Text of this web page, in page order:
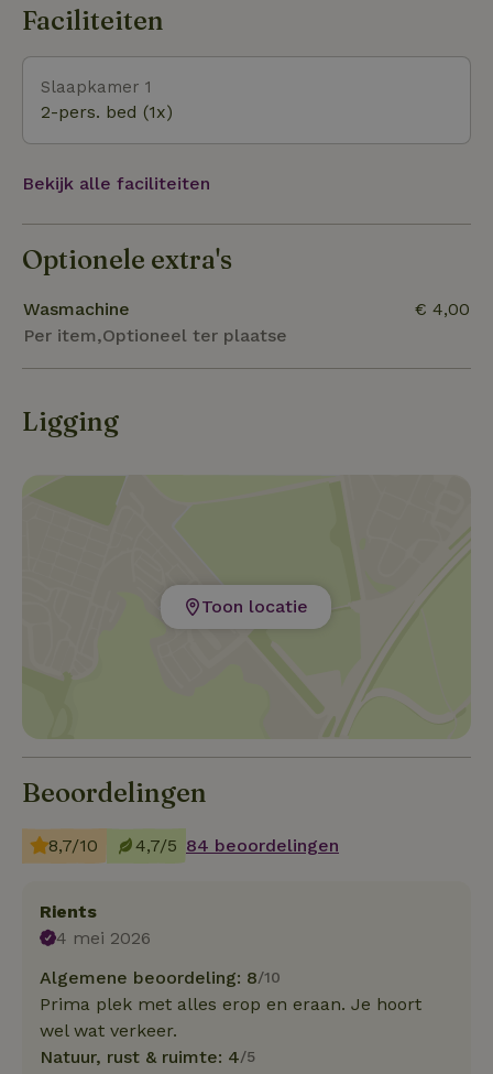
Faciliteiten
Slaapkamer 1
2-pers. bed (1x)
Bekijk alle faciliteiten
Optionele extra's
Wasmachine
Per item,Optioneel ter plaatse
€ 4,00
Ligging
Toon locatie
Beoordelingen
8,7/10 4,7/5 84 beoordelingen
Rients
4 mei 2026
Algemene beoordeling: 8/10
Prima plek met alles erop en eraan. Je hoort
wel wat verkeer.
Natuur, rust & ruimte: 4/5